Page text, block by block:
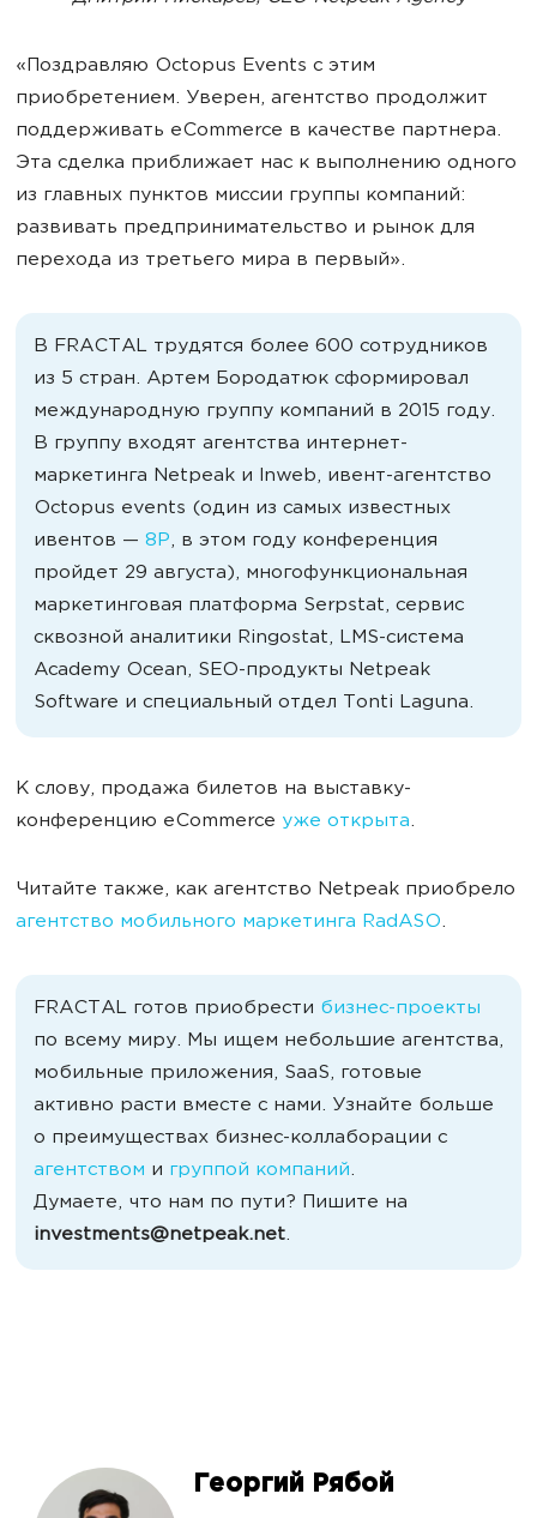
«Поздравляю Octopus Events с этим
приобретением. Уверен, агентство продолжит
поддерживать eCommerce в качестве партнера.
Эта сделка приближает нас к выполнению одного
из главных пунктов миссии группы компаний:
развивать предпринимательство и рынок для
перехода из третьего мира в первый».
В FRACTAL трудятся более 600 сотрудников
из 5 стран. Артем Бородатюк сформировал
международную группу компаний в 2015 году.
В группу входят агентства интернет-
маркетинга Netpeak и Inweb, ивент-агентство
Octopus events (один из самых известных
ивентов — 8P, в этом году конференция
пройдет 29 августа), многофункциональная
маркетинговая платформа Serpstat, сервис
сквозной аналитики Ringostat, LMS-система
Academy Ocean, SEO-продукты Netpeak
Software и специальный отдел Tonti Laguna.
К слову, продажа билетов на выставку-
конференцию eCommerce уже открыта.
Читайте также, как агентство Netpeak приобрело
агентство мобильного маркетинга RadASO.
FRACTAL готов приобрести бизнес-проекты
по всему миру. Мы ищем небольшие агентства,
мобильные приложения, SaaS, готовые
активно расти вместе с нами. Узнайте больше
о преимуществах бизнес-коллаборации с
агентством и группой компаний.
Думаете, что нам по пути? Пишите на
investments@netpeak.net.
Георгий Рябой